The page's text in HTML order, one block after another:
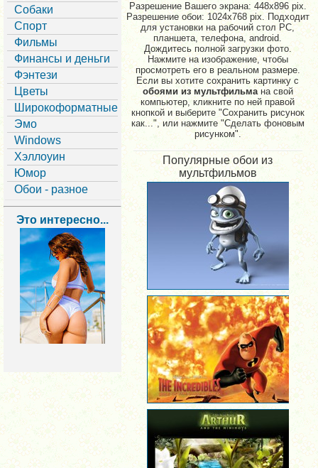
Собаки
Спорт
Фильмы
Финансы и деньги
Фэнтези
Цветы
Широкоформатные
Эмо
Windows
Хэллоуин
Юмор
Обои - разное
Это интересно...
Разрешение Вашего экрана: 448x896 pix.
Разрешение обои: 1024x768 pix. Подходит
для установки на рабочий стол PC,
планшета, телефона, android.
Дождитесь полной загрузки фото.
Нажмите на изображение, чтобы
просмотреть его в реальном размере.
Если вы хотите сохранить картинку с
обоями из мультфильмана свой
компьютер, кликните по ней правой
кнопкой и выберите "Сохранить рисунок
как...", или нажмите "Сделать фоновым
рисунком".
Популярные обои из
мультфильмов